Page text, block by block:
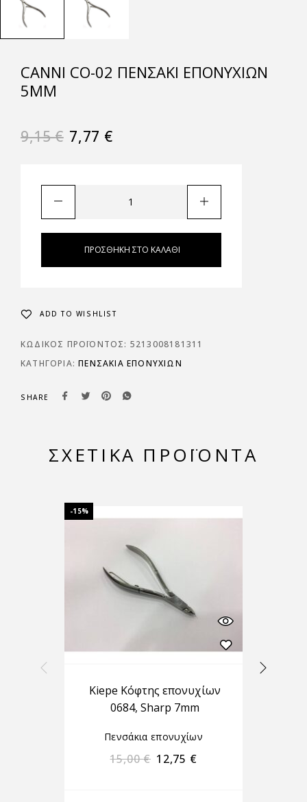
CANNI CO-02 ΠΕΝΣΆΚΙ ΕΠΟΝΥΧΊΩΝ
5MM
9,15€ 7,77 €
ΠΡΟΣΘΉΚΗ ΣΤΟ ΚΑΛΆΘΙ
ADD TO WISHLIST
ΚΩΔΙΚΌΣ ΠΡΟΪΌΝΤΟΣ: 5213008181311
ΚΑΤΗΓΟΡΊΑ:ΠΕΝΣΆΚΙΑ ΕΠΟΝΥΧΊΩΝ
SHARE
ΣΧΕΤΙΚΆ ΠΡΟΪΌΝΤΑ
-15%
Kiepe Κόφτης επονυχίων
0684, Sharp 7mm
Πενσάκια επονυχίων
15,00€ 12,75 €